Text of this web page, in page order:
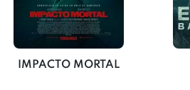
IMPACTO MORTAL